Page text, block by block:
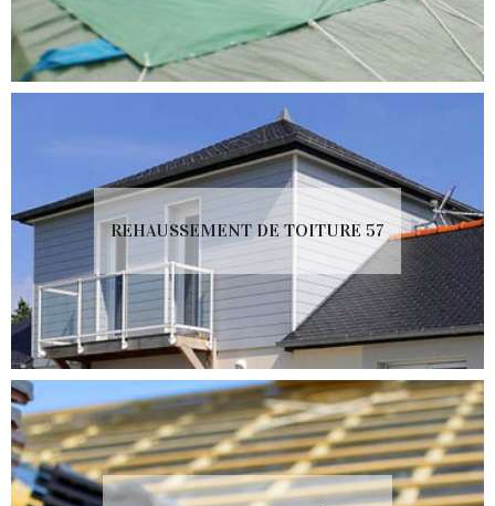
REHAUSSEMENT DE TOITURE 57